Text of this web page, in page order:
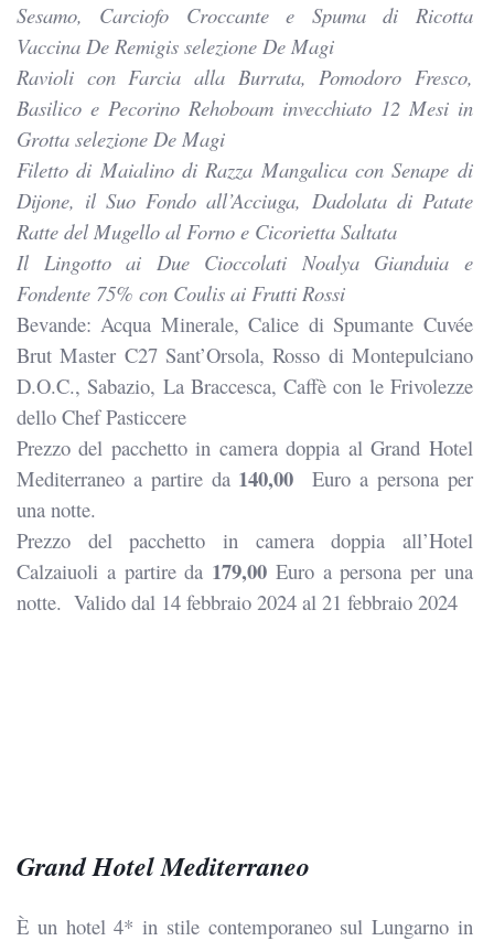
Sesamo, Carciofo Croccante e Spuma di Ricotta
Vaccina De Remigis selezione De Magi
Ravioli con Farcia alla Burrata, Pomodoro Fresco,
Basilico e Pecorino Rehoboam invecchiato 12 Mesi in
Grotta selezione De Magi
Filetto di Maialino di Razza Mangalica con Senape di
Dijone, il Suo Fondo all’Acciuga, Dadolata di Patate
Ratte del Mugello al Forno e Cicorietta Saltata
Il Lingotto ai Due Cioccolati Noalya Gianduia e
Fondente 75% con Coulis ai Frutti Rossi
Bevande: Acqua Minerale, Calice di Spumante Cuvée
Brut Master C27 Sant’Orsola, Rosso di Montepulciano
D.O.C., Sabazio, La Braccesca, Caffè con le Frivolezze
dello Chef Pasticcere
Prezzo del pacchetto in camera doppia al Grand Hotel
Mediterraneo a partire da 140,00Euro a persona per
una notte.
Prezzo del pacchetto in camera doppia all’Hotel
Calzaiuoli a partire da 179,00 Euro a persona per una
notte. Valido dal 14 febbraio 2024 al 21 febbraio 2024
Grand Hotel Mediterraneo
È un hotel 4* in stile contemporaneo sul Lungarno in